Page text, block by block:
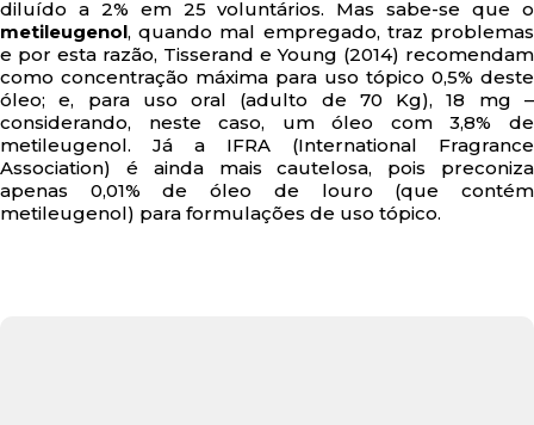
diluído a 2% em 25 voluntários. Mas sabe-se que o
metileugenol, quando mal empregado, traz problemas
e por esta razão, Tisserand e Young (2014) recomendam
como concentração máxima para uso tópico 0,5% deste
óleo; e, para uso oral (adulto de 70 Kg), 18 mg –
considerando, neste caso, um óleo com 3,8% de
metileugenol. Já a IFRA (International Fragrance
Association) é ainda mais cautelosa, pois preconiza
apenas 0,01% de óleo de louro (que contém
metileugenol) para formulações de uso tópico.